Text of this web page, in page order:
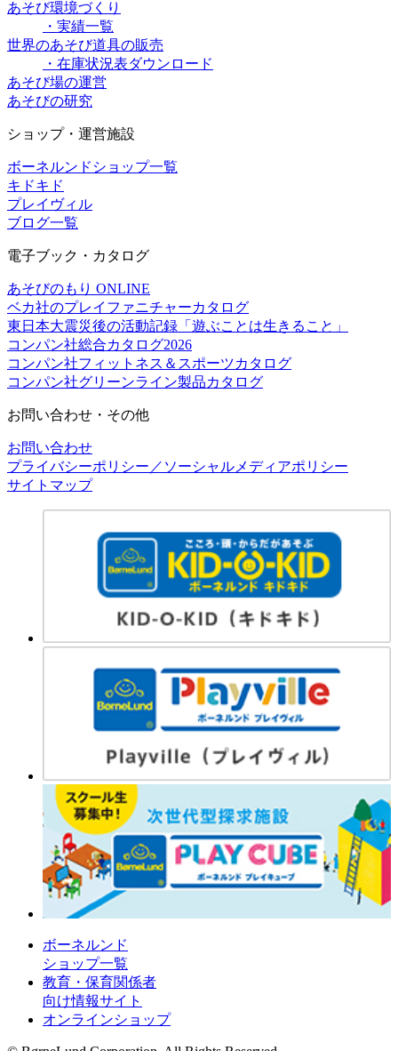
あそび環境づくり
・実績一覧
世界のあそび道具の販売
・在庫状況表ダウンロード
あそび場の運営
あそびの研究
ショップ・運営施設
ボーネルンドショップ一覧
キドキド
プレイヴィル
ブログ一覧
電子ブック・カタログ
あそびのもり ONLINE
ベカ社のプレイファニチャーカタログ
東日本大震災後の活動記録「遊ぶことは生きること」
コンパン社総合カタログ2026
コンパン社フィットネス＆スポーツカタログ
コンパン社グリーンライン製品カタログ
お問い合わせ・その他
お問い合わせ
プライバシーポリシー／ソーシャルメディアポリシー
サイトマップ
ボーネルンド
ショップ一覧
教育・保育関係者
向け情報サイト
オンラインショップ